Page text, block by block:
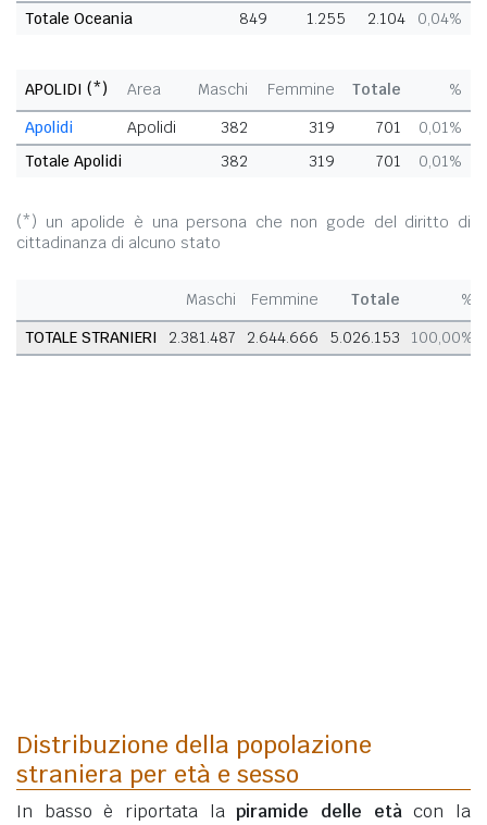
Totale Oceania 849 1.255 2.104 0,04%
APOLIDI (*) Area Maschi Femmine Totale
%
Apolidi
Apolidi 382 319 701
0,01%
Totale Apolidi
382 319 701 0,01%
(*) un apolide è una persona che non gode del diritto di
cittadinanza di alcuno stato
Maschi Femmine Totale
%
TOTALE STRANIERI
2.381.487 2.644.666 5.026.153 100,00%
Distribuzione della popolazione
straniera per età e sesso
In basso è riportata lapiramide delle etàcon la